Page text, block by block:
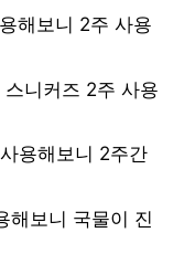
해보니 2주 사용
니커즈 2주 사용
용해보니 2주간
해보니 국물이 진